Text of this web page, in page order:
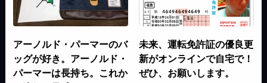
アーノルド・パーマーのバ
ッグが好き。アーノルド・
パーマーは長持ち。これか
未来、運転免許証の優良更
新がオンラインで自宅で！
ぜひ、お願いします。